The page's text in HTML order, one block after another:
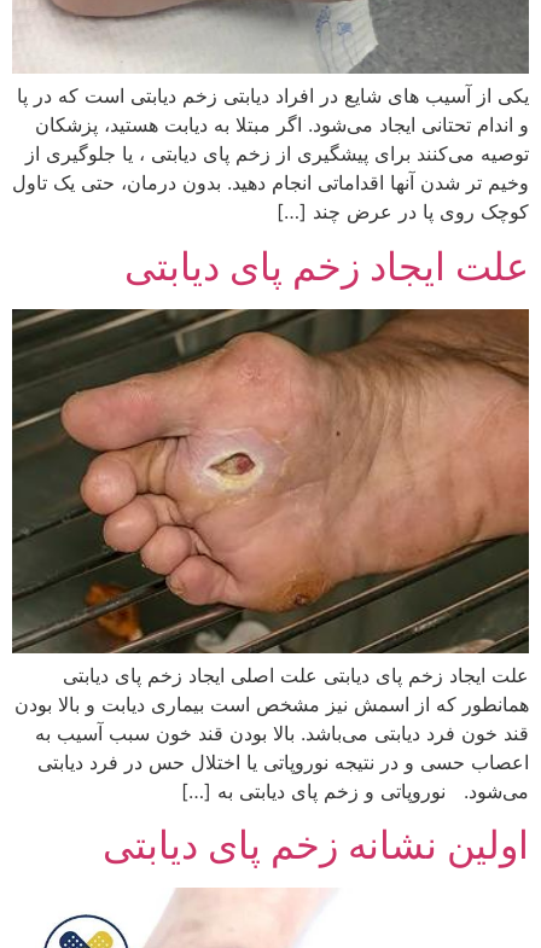
یکی از آسیب های شایع در افراد دیابتی زخم دیابتی است که در پا
و اندام تحتانی ایجاد می‌شود. اگر مبتلا به دیابت هستید، پزشکان
توصیه می‌کنند برای پیشگیری از زخم پای دیابتی ، یا جلوگیری از
وخیم تر شدن آنها اقداماتی انجام دهید. بدون درمان، حتی یک تاول
کوچک روی پا در عرض چند […]
علت ایجاد زخم پای دیابتی
علت ایجاد زخم پای دیابتی علت اصلی ایجاد زخم پای دیابتی
همانطور که از اسمش نیز مشخص است بیماری دیابت و بالا بودن
قند خون فرد دیابتی می‌باشد. بالا بودن قند خون سبب آسیب به
اعصاب حسی و در نتیجه نوروپاتی یا اختلال حس در فرد دیابتی
می‌شود. نوروپاتی و زخم پای دیابتی به […]
اولین نشانه زخم پای دیابتی